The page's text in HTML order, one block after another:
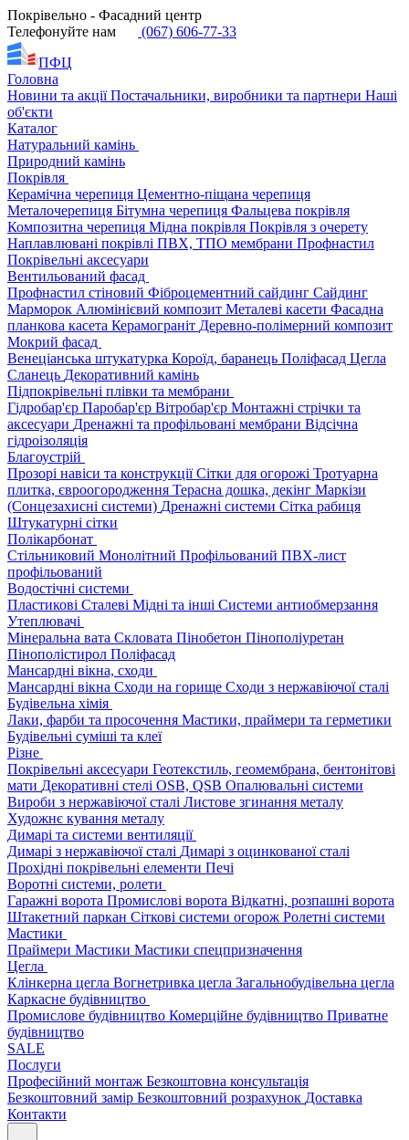
Покрівельно - Фасадний центр
Телефонуйте нам
(067) 606-77-33
ПФЦ
Головна
Новини та акціїПостачальники, виробники та партнери Наші
об'єкти
Каталог
Натуральний камінь
Природний камінь
Покрівля
Керамічна черепиця Цементно-піщана черепиця
Металочерепиця Бітумна черепиця Фальцева покрівля
Композитна черепиця Мідна покрівля Покрівля з очерету
Наплавлювані покрівлі ПВХ, ТПО мембрани Профнастил
Покрівельні аксесуари
Вентильований фасад
Профнастил стіновий Фіброцементний сайдинг Сайдинг
Марморок Алюмінієвий композит Металеві касети Фасадна
планкова касета Керамограніт Деревно-полімерний композит
Мокрий фасад
Венеціанська штукатурка Короїд, баранець Поліфасад Цегла
Сланець Декоративний камінь
Підпокрівельні плівки та мембрани
Гідробар'єр Паробар'єр Вітробар'єр Монтажні стрічки та
аксесуари Дренажні та профільовані мембрани Відсічна
гідроізоляція
Благоустрій
Прозорі навіси та конструкціїСітки для огорожі Тротуарна
плитка, євроогородження Терасна дошка, декінг Маркізи
(Сонцезахисні системи) Дренажні системи Сітка рабиця
Штукатурні сітки
Полікарбонат
Стільниковий Монолітний Профільований ПВХ-лист
профільований
Водостічні системи
Пластикові Сталеві Мідні та інші Системи антиобмерзання
Утеплювачі
Мінеральна вата Скловата Пінобетон Пінополіуретан
Пінополістирол Поліфасад
Мансардні вікна, сходи
Мансардні вікна Сходи на горище Сходи з нержавіючої сталі
Будівельна хімія
Лаки, фарби та просочення Мастики, праймери та герметики
Будівельні суміші та клеї
Різне
Покрівельні аксесуари Геотекстиль, геомембрана, бентонітові
мати Декоративні стелі OSB, QSB Опалювальні системи
Вироби з нержавіючої сталі Листове згинання металу
Художнє кування металу
Димарі та системи вентиляції
Димарі з нержавіючої сталі Димарі з оцинкованої сталі
Прохідні покрівельні елементи Печі
Воротні системи, ролети
Гаражні ворота Промислові ворота Відкатні, розпашні ворота
Штакетний паркан Сіткові системи огорож Ролетні системи
Мастики
Праймери Мастики Мастики спецпризначення
Цегла
Клінкерна цегла Вогнетривка цегла Загальнобудівельна цегла
Каркасне будівництво
Промислове будівництво Комерційне будівництво Приватне
будівництво
SALE
Послуги
Професійний монтаж Безкоштовна консультація
Безкоштовний замір Безкоштовний розрахунок Доставка
Контакти